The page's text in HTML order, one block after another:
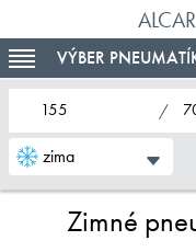
TOGGLE NAVIGATION
VÝBER
zima
nominálna šírka
profil
Zimné